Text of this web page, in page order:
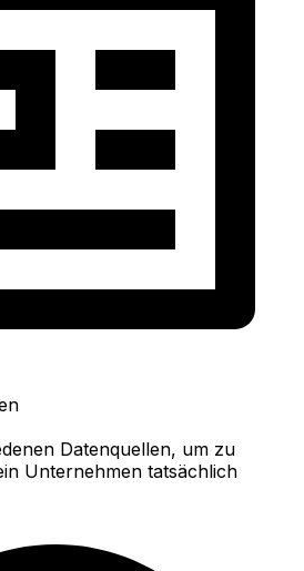
Datenquellen, um zu
Unternehmen tatsächlich